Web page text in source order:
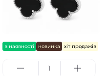
в наявності новинка хіт продажів